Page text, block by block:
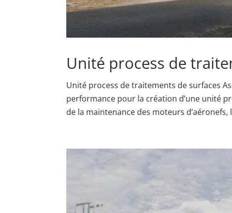
Unité process de
Unité process de traitements de surfaces
performance pour la création d’une unité
de la maintenance des moteurs d’aéronefs,